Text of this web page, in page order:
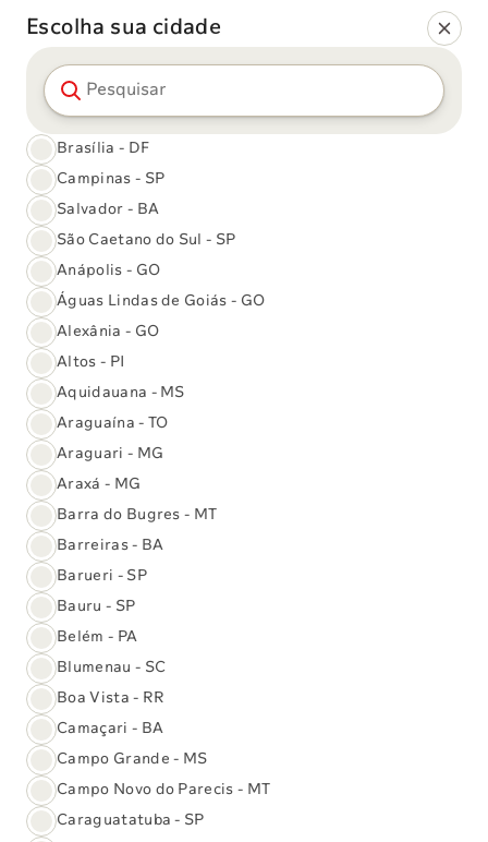
Seja bem-vindo(a) ao
Sabin Diagnóstico e Saúde
Facilidades mais buscadas:
Resultados de Exames
Preparo de Exames
Mostrar todas
Escolha sua cidade
Pesquisar cidade
Brasília - DF
Campinas - SP
Salvador - BA
São Caetano do Sul - SP
Anápolis - GO
Águas Lindas de Goiás - GO
Alexânia - GO
Altos - PI
Aquidauana - MS
Araguaína - TO
Araguari - MG
Araxá - MG
Barra do Bugres - MT
Barreiras - BA
Barueri - SP
Bauru - SP
Belém - PA
Blumenau - SC
Boa Vista - RR
Camaçari - BA
Campo Grande - MS
Campo Novo do Parecis - MT
Caraguatatuba - SP